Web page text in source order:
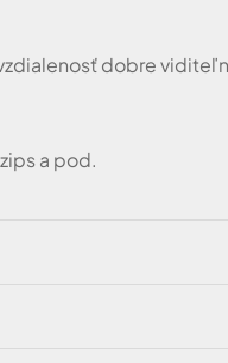
dobre
a pod.